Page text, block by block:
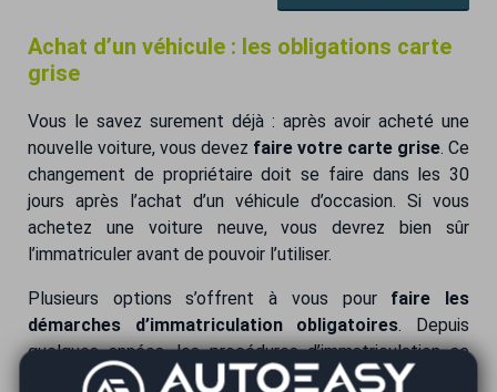
Achat d’un véhicule : les obligations carte
grise
Vous le savez surement déjà : après avoir acheté une
nouvelle voiture, vous devez faire votre carte grise. Ce
changement de propriétaire doit se faire dans les 30
jours après l’achat d’un véhicule d’occasion. Si vous
achetez une voiture neuve, vous devrez bien sûr
l’immatriculer avant de pouvoir l’utiliser.
Plusieurs options s’offrent à vous pour faire les
démarches d’immatriculation obligatoires. Depuis
quelques années, les procédures d’immatriculation se
sont démocratisées en ouvrant le marché de la carte